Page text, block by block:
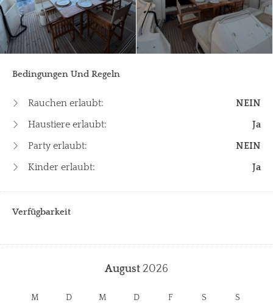
Bedingungen Und Regeln
Rauchen erlaubt:
NEIN
Haustiere erlaubt:
Ja
Party erlaubt:
NEIN
Kinder erlaubt:
Ja
Verfügbarkeit
August 2026
M D M D F S S